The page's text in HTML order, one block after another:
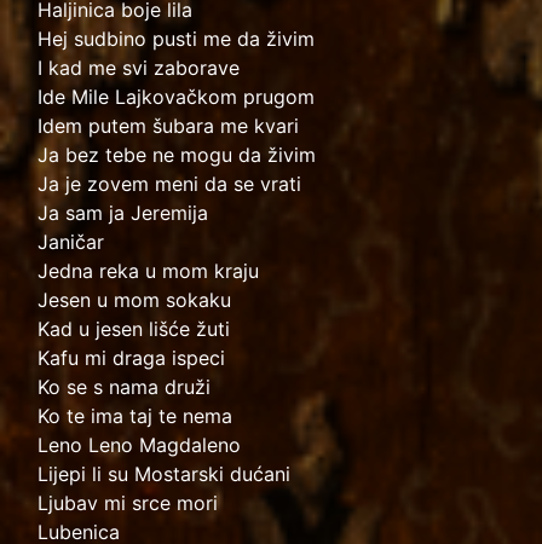
Haljinica boje lila
Hej sudbino pusti me da živim
I kad me svi zaborave
Ide Mile Lajkovačkom prugom
Idem putem šubara me kvari
Ja bez tebe ne mogu da živim
Ja je zovem meni da se vrati
Ja sam ja Jeremija
Janičar
Jedna reka u mom kraju
Jesen u mom sokaku
Kad u jesen lišće žuti
Kafu mi draga ispeci
Ko se s nama druži
Ko te ima taj te nema
Leno Leno Magdaleno
Lijepi li su Mostarski dućani
Ljubav mi srce mori
Lubenica